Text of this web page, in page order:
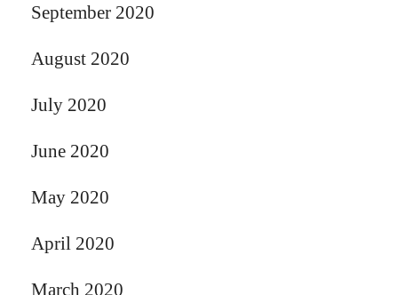
September 2020
August 2020
July 2020
June 2020
May 2020
April 2020
March 2020